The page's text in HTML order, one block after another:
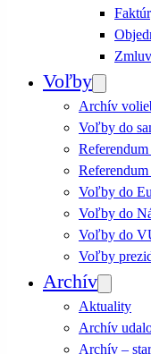
Voľby
Archív
Voľby do
Voľby do
Voľby do
Voľby do
Voľby
Archív
Aktuality
Archív
Archív –